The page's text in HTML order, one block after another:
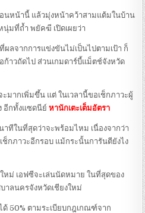
หน้านี้ แล้วมุ่งหน้าคว้าสามแต้มในบ้าน
มที่ถ้ำ พยัคฆี เปิดเผยว่า
ลจากการแข่งขันไม่เป็นไปตามเป้า ก็
ก้าวถัดไป ส่วนเกมดาร์บี้แม็ตช์จังหวัด
ะมากเพิ่มขึ้น แต่ ในเวลานี้ขอเช็กภาวะผู้
อีกทั้งแซดนีย์หานักเตะเต็มอัตรา
ทีในที่สุดว่าจะพร้อมไหม เนื่องจากว่า
ช็กภาวะอีกรอบ แม้กระนั้นการันตียังไง
หม่ เอฟซีจะเล่นนัดหมาย ในที่สุดของ
าลนครจังหวัดเชียงใหม่
50% ตามระเบียบกฎเกณฑ์จาก